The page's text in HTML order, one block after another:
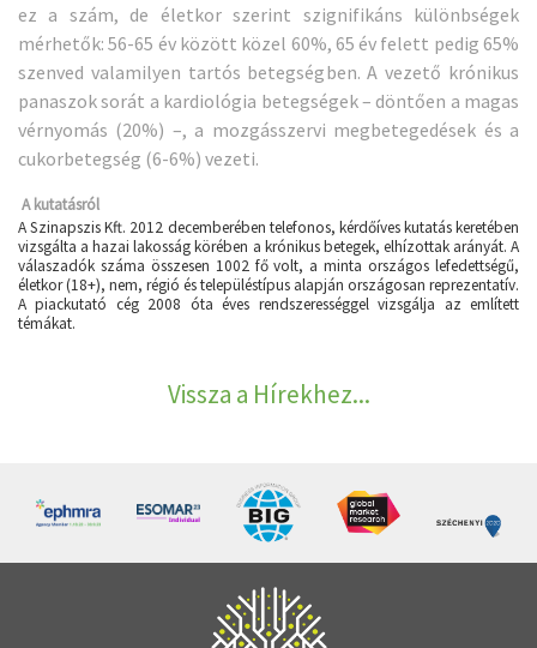
ez a szám, de életkor szerint szignifikáns különbségek
mérhetők: 56-65 év között közel 60%, 65 év felett pedig 65%
szenved valamilyen tartós betegségben. A vezető krónikus
panaszok sorát a kardiológia betegségek – döntően a magas
vérnyomás (20%) –, a mozgásszervi megbetegedések és a
cukorbetegség (6-6%) vezeti.
A kutatásról
A Szinapszis Kft. 2012 decemberében telefonos, kérdőíves kutatás keretében
vizsgálta a hazai lakosság körében a krónikus betegek, elhízottak arányát. A
válaszadók száma összesen 1002 fő volt, a minta országos lefedettségű,
életkor (18+), nem, régió és településtípus alapján országosan reprezentatív.
A piackutató cég 2008 óta éves rendszerességgel vizsgálja az említett
témákat.
Vissza a Hírekhez...